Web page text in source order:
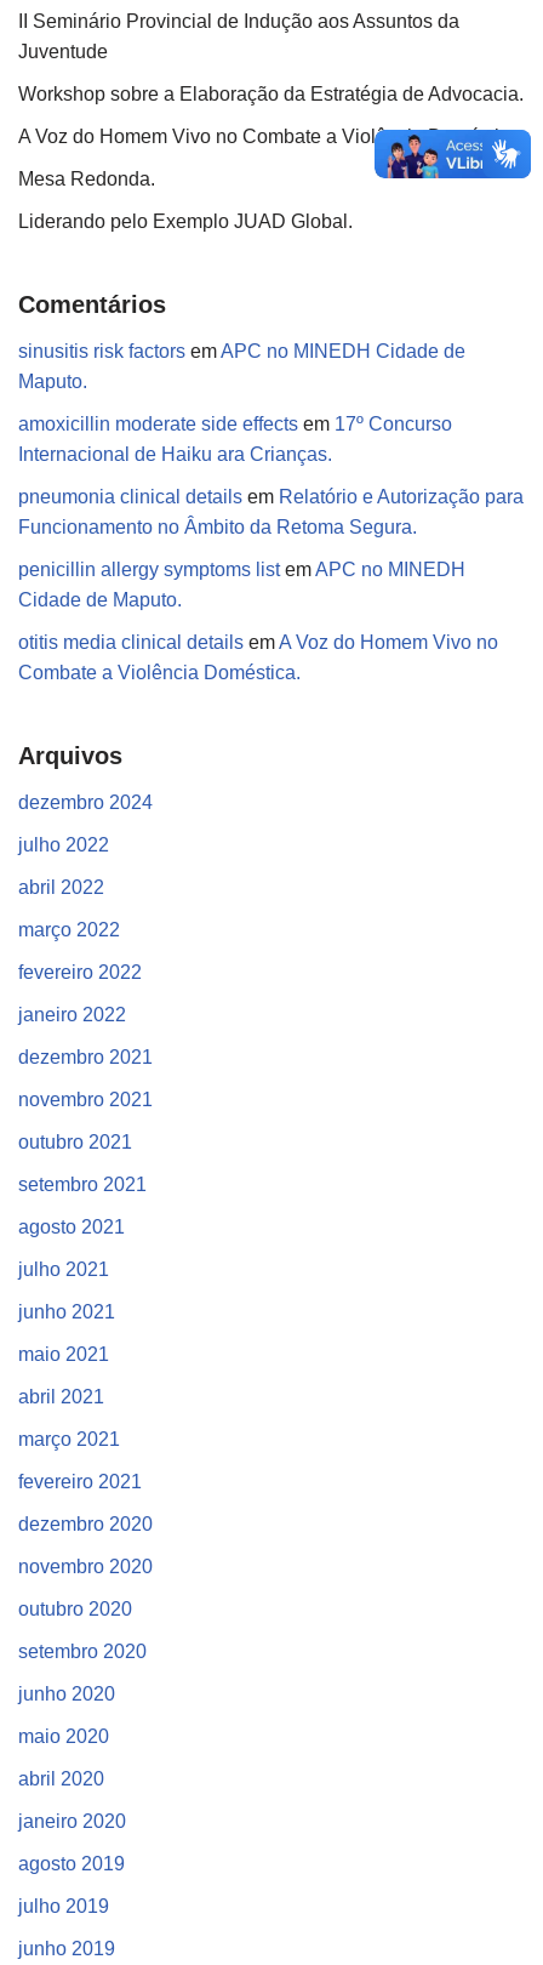
II Seminário Provincial de Indução aos Assuntos da
Juventude
Workshop sobre a Elaboração da Estratégia de Advocacia.
A Voz do Homem Vivo no Combate a Violência Doméstica.
Mesa Redonda.
Liderando pelo Exemplo JUAD Global.
Comentários
sinusitis risk factors emAPC no MINEDH Cidade de
Maputo.
amoxicillin moderate side effects em 17º Concurso
Internacional de Haiku ara Crianças.
pneumonia clinical details em Relatório e Autorização para
Funcionamento no Âmbito da Retoma Segura.
penicillin allergy symptoms listemAPC no MINEDH
Cidade de Maputo.
otitis media clinical details emA Voz do Homem Vivo no
Combate a Violência Doméstica.
Arquivos
dezembro 2024
julho 2022
abril 2022
março 2022
fevereiro 2022
janeiro 2022
dezembro 2021
novembro 2021
outubro 2021
setembro 2021
agosto 2021
julho 2021
junho 2021
maio 2021
abril 2021
março 2021
fevereiro 2021
dezembro 2020
novembro 2020
outubro 2020
setembro 2020
junho 2020
maio 2020
abril 2020
janeiro 2020
agosto 2019
julho 2019
junho 2019